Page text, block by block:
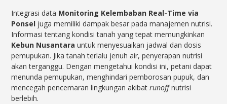
Integrasi data Monitoring Kelembaban Real-Time via
Ponsel juga memiliki dampak besar pada manajemen nutrisi.
Informasi tentang kondisi tanah yang tepat memungkinkan
Kebun Nusantara untuk menyesuaikan jadwal dan dosis
pemupukan. Jika tanah terlalu jenuh air, penyerapan nutrisi
akan terganggu. Dengan mengetahui kondisi ini, petani dapat
menunda pemupukan, menghindari pemborosan pupuk, dan
mencegah pencemaran lingkungan akibatrunoffnutrisi
berlebih.